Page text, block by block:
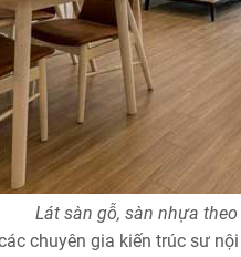
Lát sàn gỗ, sàn nhựa
chuyên gia kiến trúc sư